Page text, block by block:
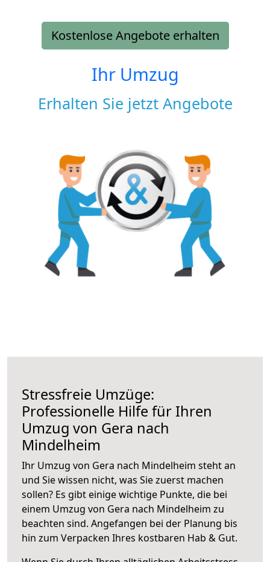
Kostenlose Angebote erhalten
Ihr Umzug
Erhalten Sie jetzt Angebote
Stressfreie Umzüge:
Professionelle Hilfe für Ihren
Umzug von Gera nach
Mindelheim
Ihr Umzug von Gera nach Mindelheim steht an
und Sie wissen nicht, was Sie zuerst machen
sollen? Es gibt einige wichtige Punkte, die bei
einem Umzug von Gera nach Mindelheim zu
beachten sind. Angefangen bei der Planung bis
hin zum Verpacken Ihres kostbaren Hab & Gut.